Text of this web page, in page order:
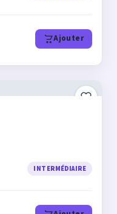
Ajouter
INTERMÉDIAIRE